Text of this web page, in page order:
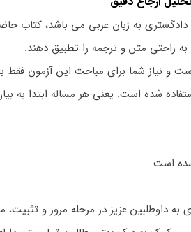
به زبان عربی می باشد، کتاب
راحتی متن و ترجمه را تطبیق دهند.
و نیاز شما برای مباحث این آزمون
شده است. یعنی هر مساله ابتدا
است.
به داوطلبین عزیز در مرحله مرور و تثبیت،